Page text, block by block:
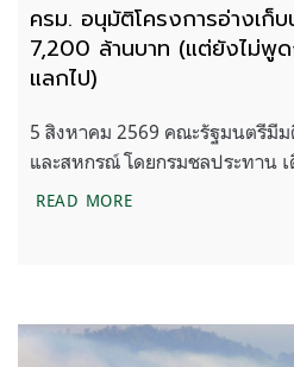
ครม. อนุมัติโครงการอ่างเก็
7,200 ล้านบาท (แต่ยังไม่พู
แลกไป)
5 สิงหาคม 2569 คณะรัฐมนตรีมี
และสหกรณ์ โดยกรมชลประทาน
READ MOREครม. อนุมัติโครงการ